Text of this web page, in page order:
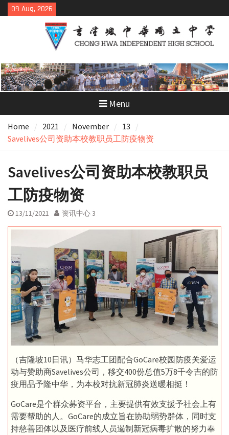
Skip
to
09 Aug, 2026
Menu
Home 2021 November
13
Savelives公司资助本校教职员工防疫物资
Savelives公司资助本校教职员
工防疫物资
13/11/2021 资讯中心 3
（吉隆坡10日讯）马华志工团配合GoCare校园防疫关爱运
动与赞助商Savelives公司，移交400份总值5万8千令吉的防
疫用品予隆中华，为本校对抗新冠肺炎送暖相挺！
GoCare是个群众募资平台，主要提供有效支援予社会上有
需要帮助的人。GoCare的成立旨在协助弱势群体，同时支
持慈善团体以及医疗前线人员遏制新冠病毒扩散的努力奉